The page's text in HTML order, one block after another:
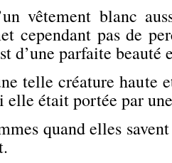
vêtement blanc
cependant pas de
d’une parfaite beauté
telle créature haute
elle était portée par
quand elles